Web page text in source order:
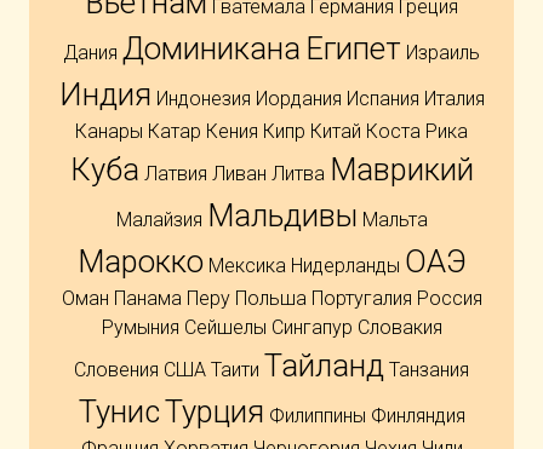
Гватемала Германия Греция
Дания Доминикана Египет Израиль
Индия Индонезия Иордания Испания Италия
Канары Катар Кения Кипр Китай Коста Рика
Куба Латвия Ливан Литва Маврикий
Малайзия Мальдивы Мальта
Марокко Мексика Нидерланды ОАЭ
Оман Панама Перу Польша Португалия Россия
Румыния Сейшелы Сингапур Словакия
Словения США Таити Тайланд Танзания
ТунисТурция Филиппины Финляндия